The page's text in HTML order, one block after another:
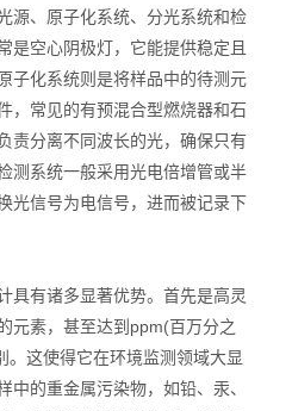
、原子化系统、分光系统和检
是空心阴极灯，它能提供稳定且
子化系统则是将样品中的待测元
，常见的有预混合型燃烧器和石
责分离不同波长的光，确保只有
测系统一般采用光电倍增管或半
光信号为电信号，进而被记录下
有诸多显著优势。首先是高灵
元素，甚至达到ppm(百万分之
。这使得它在环境监测领域大显
中的重金属污染物，如铅、汞、